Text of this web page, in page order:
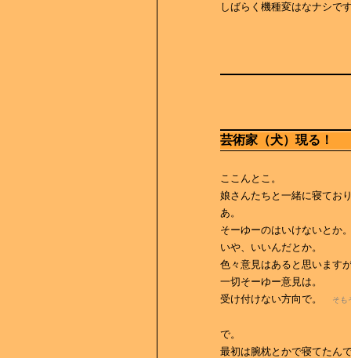
しばらく機種変はなナシで
芸術家（犬）現る！
ここんとこ。
娘さんたちと一緒に寝てお
あ。
そーゆーのはいけないとか
いや、いいんだとか。
色々意見はあると思います
一切そーゆー意見は。
受け付けない方向で。
そも
で。
最初は腕枕とかで寝てたん